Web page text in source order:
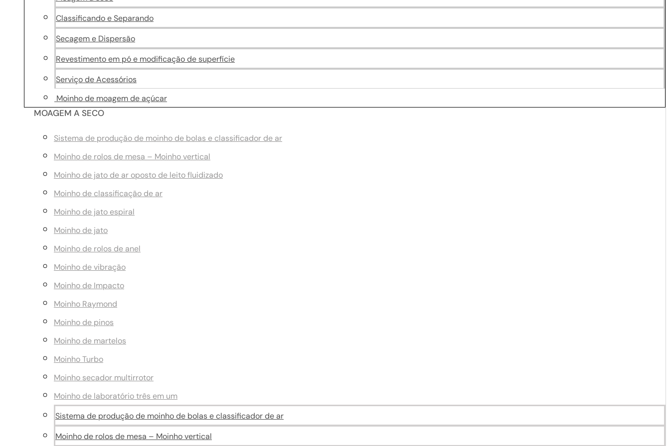
Classificando e Separando
Secagem e Dispersão
Revestimento em pó e modificação de superfície
Serviço de Acessórios
Moinho de moagem de açúcar
MOAGEM A SECO
Sistema de produção de moinho de bolas e classificador de ar
Moinho de rolos de mesa – Moinho vertical
Moinho de jato de ar oposto de leito fluidizado
Moinho de classificação de ar
Moinho de jato espiral
Moinho de jato
Moinho de rolos de anel
Moinho de vibração
Moinho de Impacto
Moinho Raymond
Moinho de pinos
Moinho de martelos
Moinho Turbo
Moinho secador multirrotor
Moinho de laboratório três em um
Sistema de produção de moinho de bolas e classificador de ar
Moinho de rolos de mesa – Moinho vertical